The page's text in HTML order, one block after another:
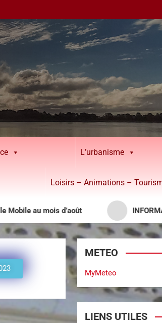
L’urbanisme
Loisirs – Animations –
au mois d’août INFORMATION
METEO
MyMeteo
LIENS UTILES